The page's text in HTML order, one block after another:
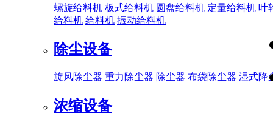
螺旋给料机 板式给料机 圆盘给料机 定量给料机 叶
给料机 给料机 振动给料机
除尘设备
旋风除尘器 重力除尘器 除尘器 布袋除尘器 湿式降
浓缩设备